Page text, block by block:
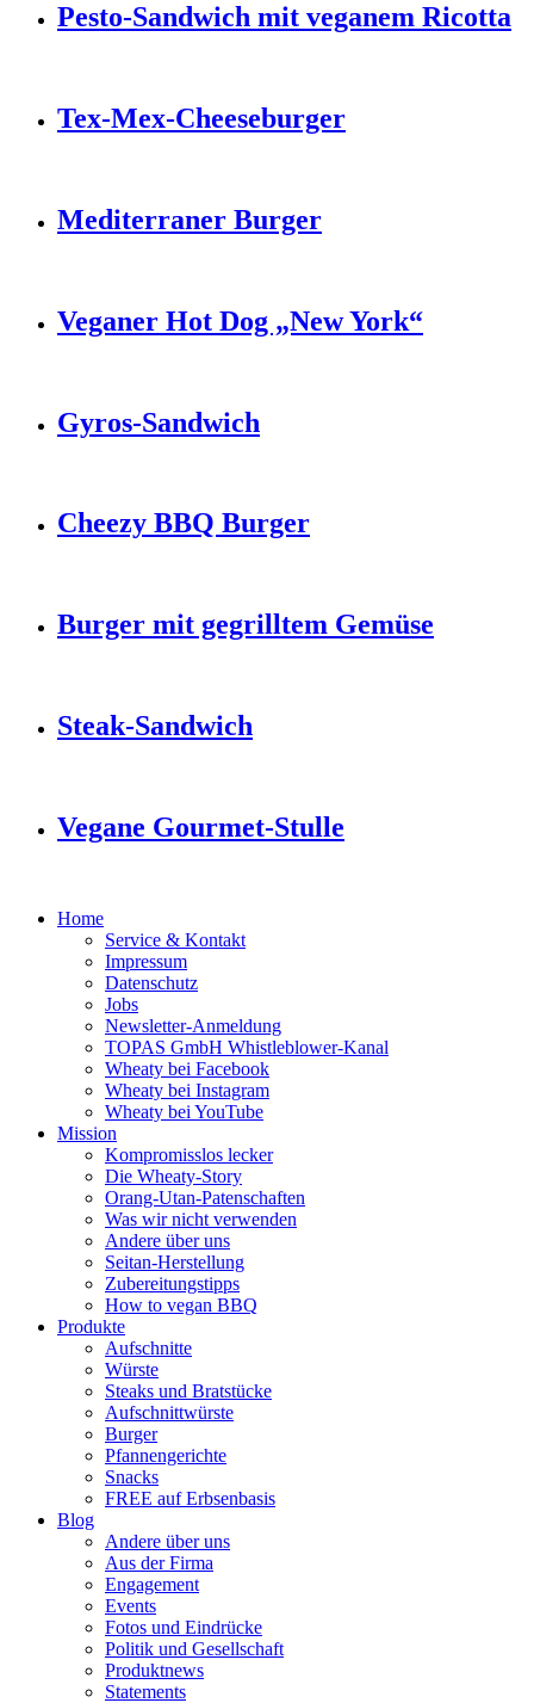
Pesto-Sandwich mit veganem Ricotta
Tex-Mex-Cheeseburger
Mediterraner Burger
Veganer Hot Dog „New York“
Gyros-Sandwich
Cheezy BBQ Burger
Burger mit gegrilltem Gemüse
Steak-Sandwich
Vegane Gourmet-Stulle
Home
Service & Kontakt
Impressum
Datenschutz
Jobs
Newsletter-Anmeldung
TOPAS GmbH Whistleblower-Kanal
Wheaty bei Facebook
Wheaty bei Instagram
Wheaty bei YouTube
Mission
Kompromisslos lecker
Die Wheaty-Story
Orang-Utan-Patenschaften
Was wir nicht verwenden
Andere über uns
Seitan-Herstellung
Zubereitungstipps
How to vegan BBQ
Produkte
Aufschnitte
Würste
Steaks und Bratstücke
Aufschnittwürste
Burger
Pfannengerichte
Snacks
FREE auf Erbsenbasis
Blog
Andere über uns
Aus der Firma
Engagement
Events
Fotos und Eindrücke
Politik und Gesellschaft
Produktnews
Statements